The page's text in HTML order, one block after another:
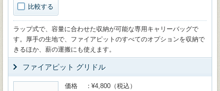
比較する
ラップ式で、容量に合わせた収納が可能な専用キャリーバッグで
す。厚手の生地で、ファイアピットのすべてのオプションを収納で
きるほか、薪の運搬にも使えます。
ファイアピット グリドル
価格
¥4,800（税込）